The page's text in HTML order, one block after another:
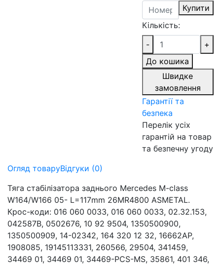
Купити
Кількість:
-
+
До кошика
Швидке
замовлення
Гарантії та
безпека
Перелік усіх
гарантій на товар
та безпечну угоду
Огляд товаруВідгуки (0)
Тяга стабілізатора заднього Mercedes M-class
W164/W166 05- L=117mm 26MR4800 ASMETAL.
Крос-коди: 016 060 0033, 016 060 0033, 02.32.153,
042587B, 0502676, 10 92 9504, 1350500900,
1350500909, 14-02342, 164 320 12 32, 16662AP,
1908085, 19145113331, 260566, 29504, 341459,
34469 01, 34469 01, 34469-PCS-MS, 35861, 401 346,